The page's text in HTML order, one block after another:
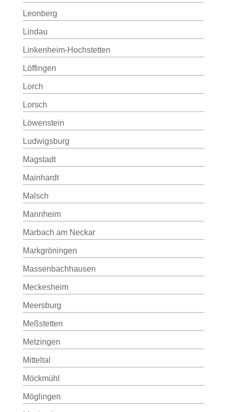
Leonberg
Lindau
Linkenheim-Hochstetten
Löffingen
Lorch
Lorsch
Löwenstein
Ludwigsburg
Magstadt
Mainhardt
Malsch
Mannheim
Marbach am Neckar
Markgröningen
Massenbachhausen
Meckesheim
Meersburg
Meßstetten
Metzingen
Mitteltal
Möckmühl
Möglingen